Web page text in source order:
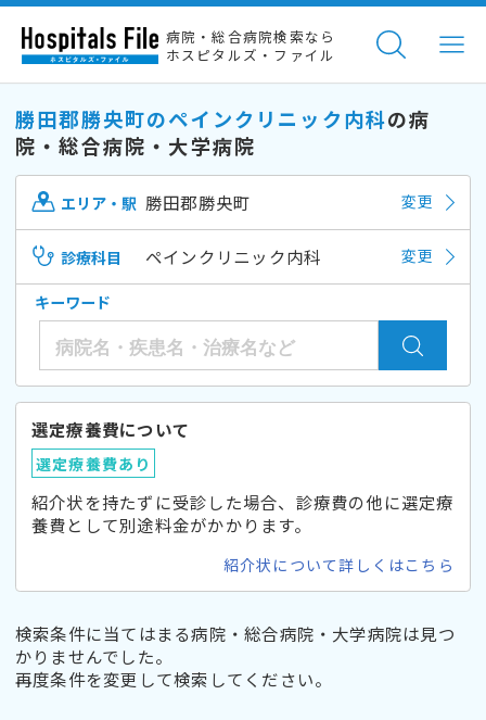
病院・総合病院検索なら
ホスピタルズ・ファイル
勝田郡勝央町のペインクリニック内科の病
院・総合病院・大学病院
エリア・駅 勝田郡勝央町 変更
診療科目 ペインクリニック内科 変更
キーワード
選定療養費について
選定療養費あり
紹介状を持たずに受診した場合、診療費の他に選定療
養費として別途料金がかかります。
紹介状について詳しくはこちら
検索条件に当てはまる病院・総合病院・大学病院は見つ
かりませんでした。
再度条件を変更して検索してください。